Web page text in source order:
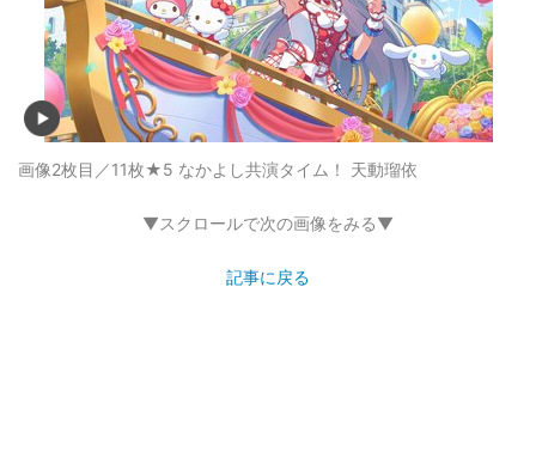
画像2枚目／11枚★5 なかよし共演タイム！ 天動瑠依
▼スクロールで次の画像をみる▼
記事に戻る